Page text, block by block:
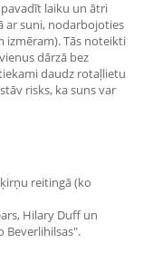
laiku un ātri
ar suni, nodarbojoties
izmēram). Tās noteikti
dārzā bez
daudz rotaļlietu
risks, ka suns var
reitingā (ko
Hilary Duff un
Beverlihilsas".